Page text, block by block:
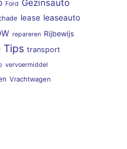
Ford Gezinsauto
lease leaseauto
repareren Rijbewijs
Tips transport
vervoermiddel
Vrachtwagen